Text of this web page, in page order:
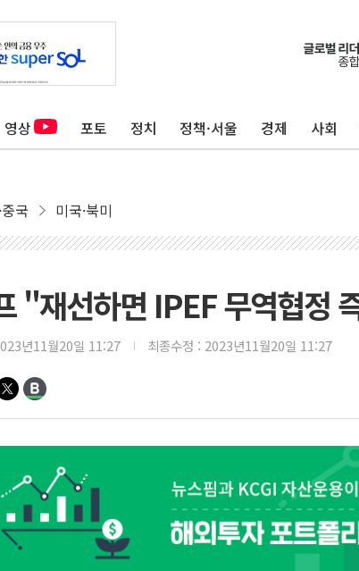
영상 포토 정치 정책·서울 경제 사회
국 미국·북미
"재선하면 IPEF 무역협정
년11월20일 11:27 최종수정 : 2023년11월20일 11:27